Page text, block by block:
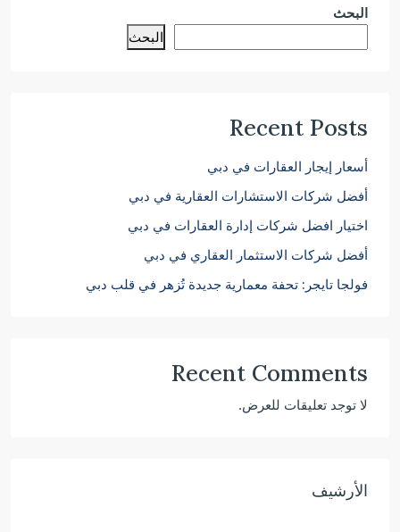
البحث
البحث
Recent Posts
أسعار إيجار العقارات في دبي
أفضل شركات الاستشارات العقارية في دبي
اختيار افضل شركات إدارة العقارات في دبي
أفضل شركات الاستثمار العقاري في دبي
فولجا تايجر: تحفة معمارية جديدة تُزهر في قلب دبي
Recent Comments
لا توجد تعليقات للعرض.
الأرشيف